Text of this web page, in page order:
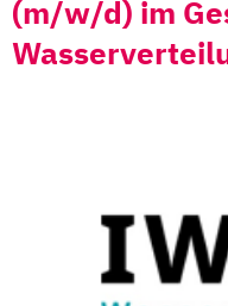
(m/w/d) im